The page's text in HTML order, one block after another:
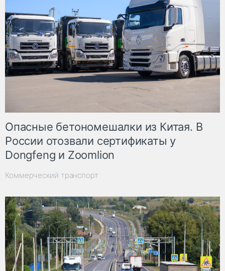
Опасные бетономешалки из Китая. В
России отозвали сертификаты у
Dongfeng и Zoomlion
Коммерческий транспорт